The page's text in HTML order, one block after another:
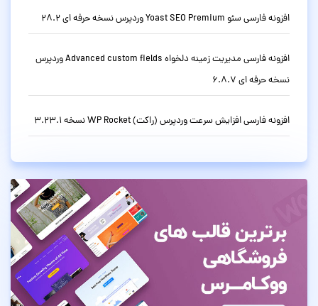
افزونه فارسی سئو Yoast SEO Premium وردپرس نسخه حرفه ای 28.2
افزونه فارسی مدیریت زمینه دلخواه Advanced custom fields وردپرس
نسخه حرفه ای 6.8.7
افزونه فارسی افزایش سرعت وردپرس (راکت) WP Rocket نسخه 3.23.1